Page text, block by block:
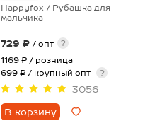
Happyfox / Рубашка для
мальчика
729 ₽ / опт
?
1169 ₽ / розница
699 ₽ / крупный опт
?
3056
В корзину